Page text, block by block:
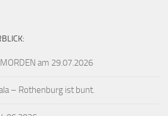
am 29.07.2026
– Rothenburg ist bunt.